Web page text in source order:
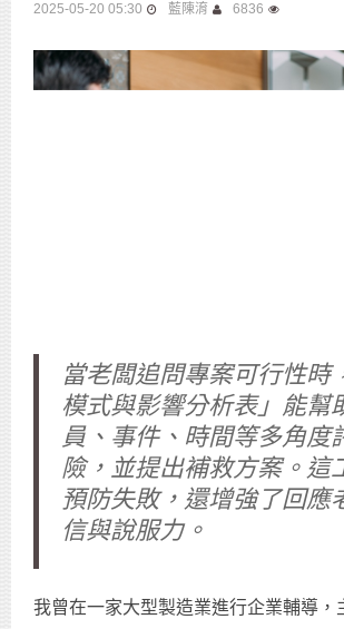
2025-05-20 05:30 藍陳淯 6836
當老闆追問專案可行性時
模式與影響分析表」能幫
員、事件、時間等多角度
險，並提出補救方案。這
預防失敗，還增強了回應
信與說服力。
我曾在一家大型製造業進行企業輔導，